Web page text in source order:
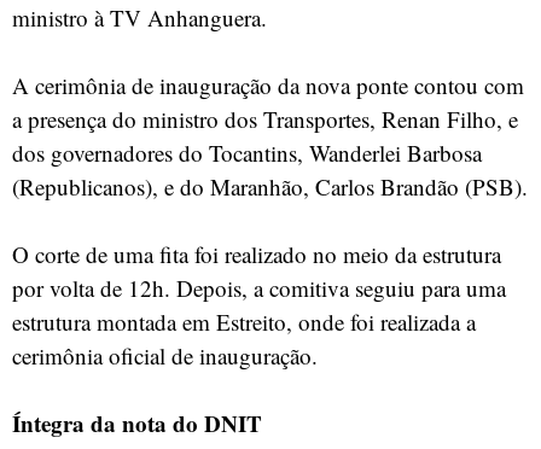
ministro à TV Anhanguera.
A cerimônia de inauguração da nova ponte contou com
a presença do ministro dos Transportes, Renan Filho, e
dos governadores do Tocantins, Wanderlei Barbosa
(Republicanos), e do Maranhão, Carlos Brandão (PSB).
O corte de uma fita foi realizado no meio da estrutura
por volta de 12h. Depois, a comitiva seguiu para uma
estrutura montada em Estreito, onde foi realizada a
cerimônia oficial de inauguração.
Íntegra da nota do DNIT